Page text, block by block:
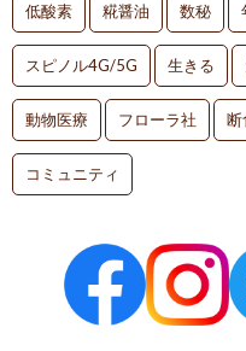
低酸素 糀醤油 数秘
スピノル4G/5G 生きる
動物医療 フローラ社 断
コミュニティ